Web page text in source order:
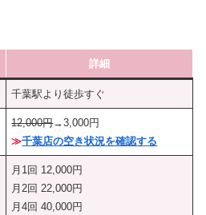
詳細
千葉駅より徒歩すぐ
12,000円→3,000円
≫千葉店の空き状況を確認する
月1回 12,000円
月2回 22,000円
月4回 40,000円